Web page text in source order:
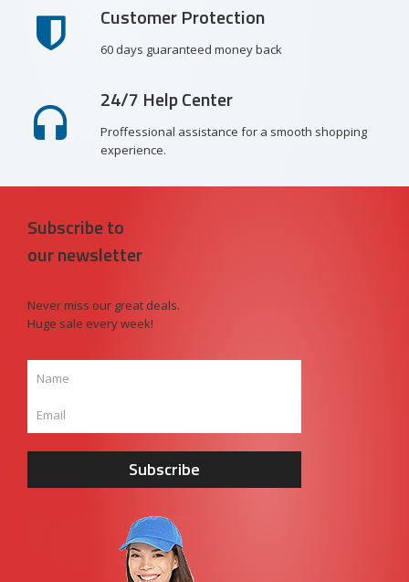
Customer Protection
60 days guaranteed money back
24/7 Help Center
Proffessional assistance for a smooth shopping
experience.
Subscribe to
our newsletter
Never miss our great deals.
Huge sale every week!
Subscribe